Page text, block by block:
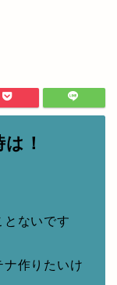
！
とないです
作りたいけ